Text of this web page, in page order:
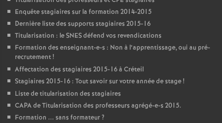
Enquête stagiaires sur la formation 2014-2015
Dernière liste des supports stagiaires 2015-16
Titularisation : leSNESdéfend vos revendications
Formation des enseignant-e-s : Non à l’apprentissage, oui au pré-
recrutement!
Affectation des stagiaires 2015-16 à Créteil
Stagiaires 2015-16 : Tout savoir sur votre année de stage!
Liste de titularisation des stagiaires
CAPAde Titularisation des professeurs agrégé-e-s 2015.
Formation ... sans formateur?